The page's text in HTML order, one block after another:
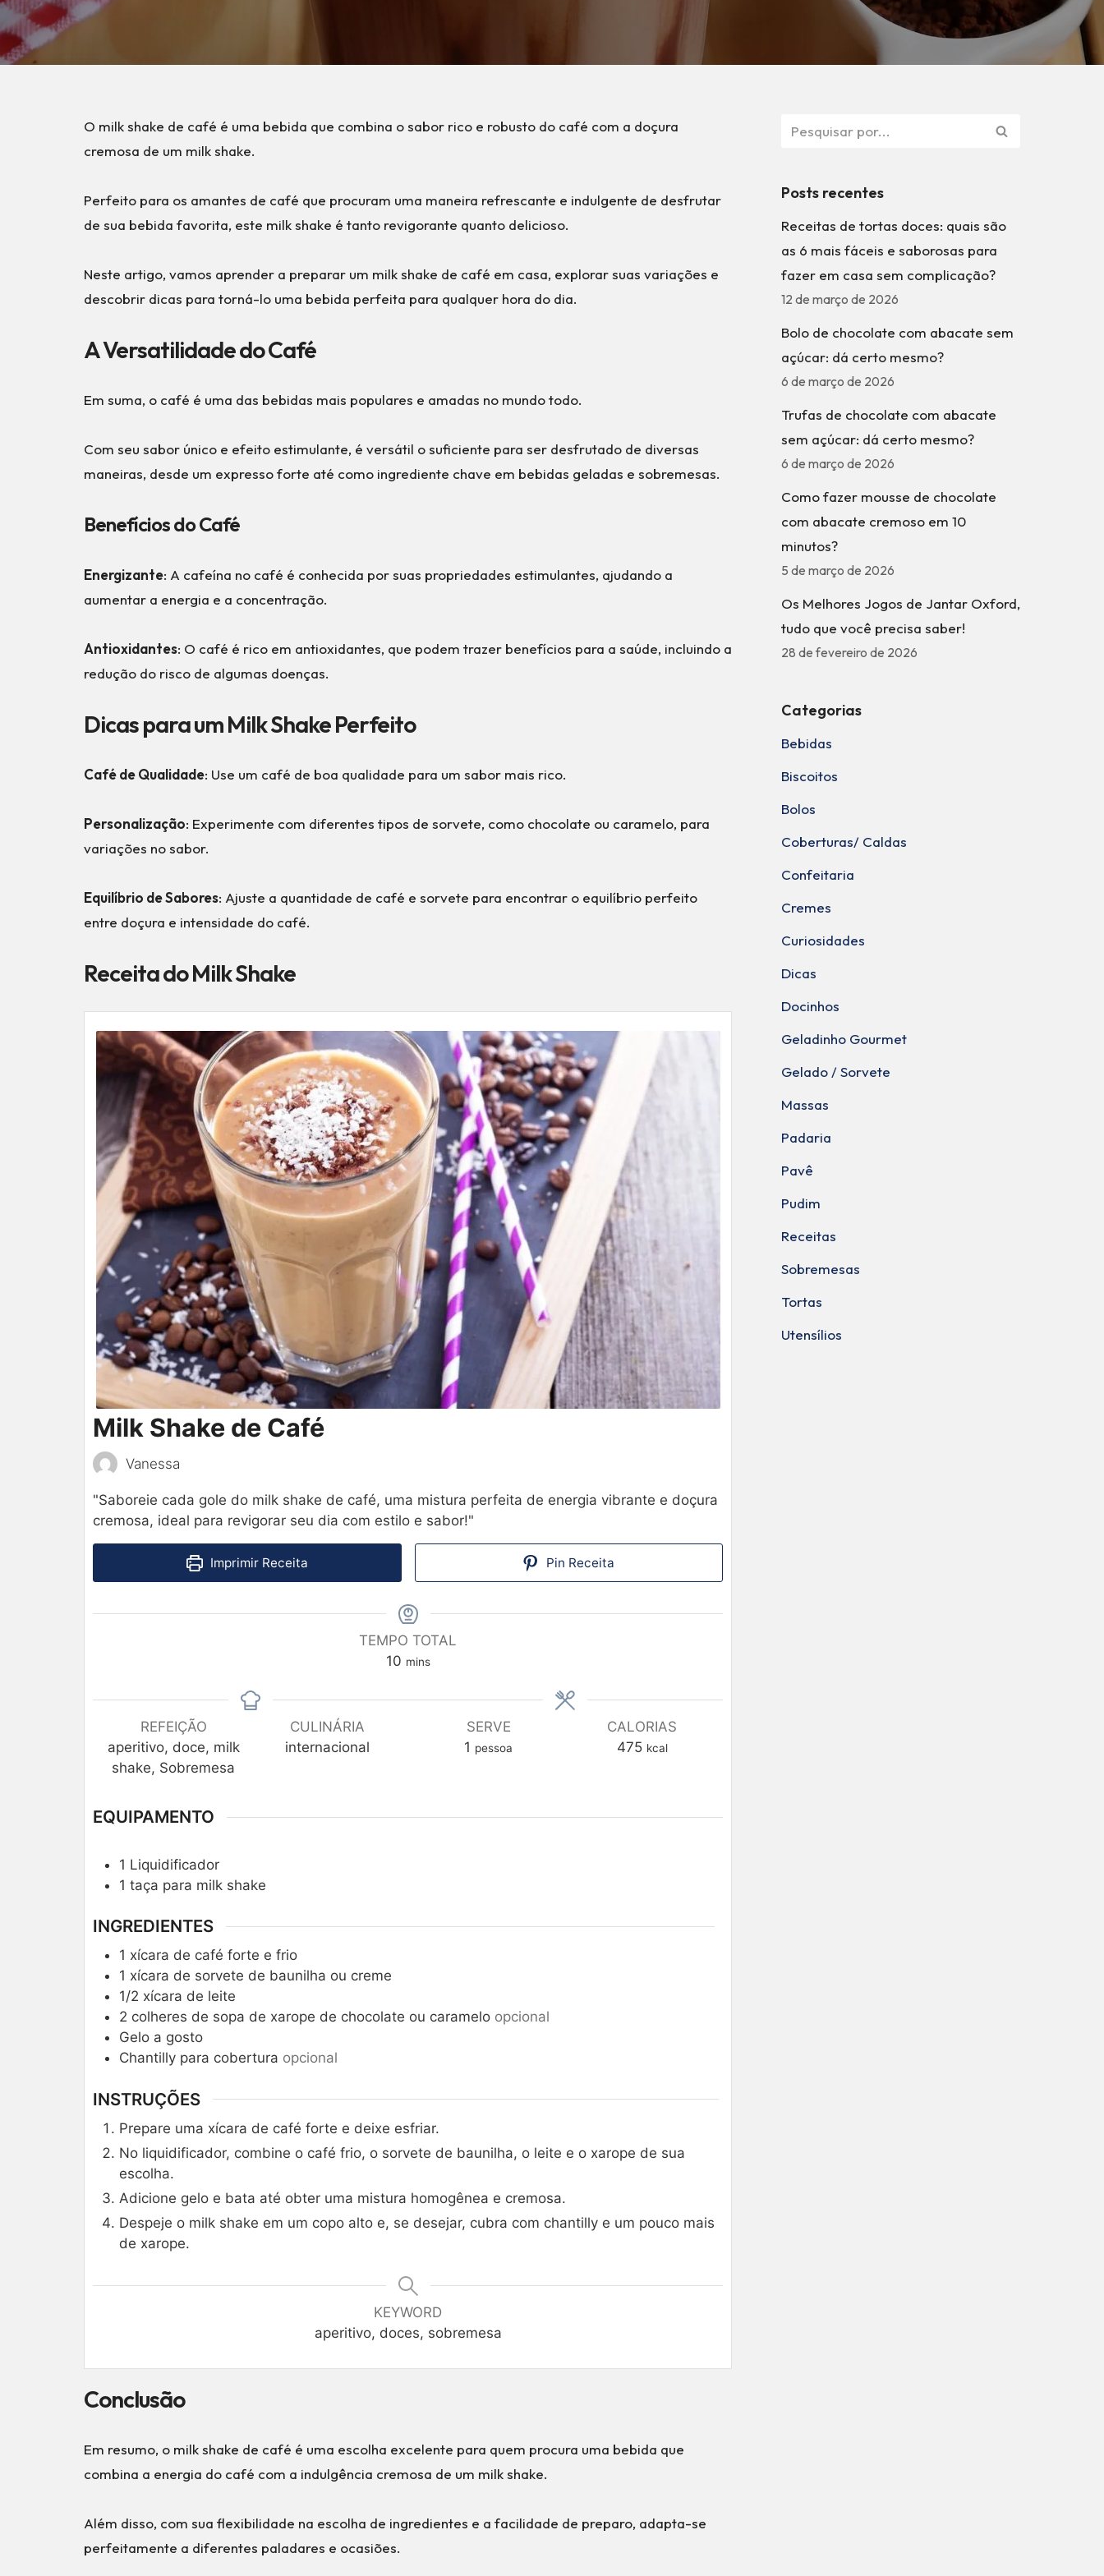
O milk shake de café é uma bebida que combina o sabor rico e robusto do café com a doçura
cremosa de um milk shake.
Perfeito para os amantes de café que procuram uma maneira refrescante e indulgente de desfrutar
de sua bebida favorita, este milk shake é tanto revigorante quanto delicioso.
Neste artigo, vamos aprender a preparar um milk shake de café em casa, explorar suas variações e
descobrir dicas para torná-lo uma bebida perfeita para qualquer hora do dia.
A Versatilidade do Café
Em suma, o café é uma das bebidas mais populares e amadas no mundo todo.
Com seu sabor único e efeito estimulante, é versátil o suficiente para ser desfrutado de diversas
maneiras, desde um expresso forte até como ingrediente chave em bebidas geladas e sobremesas.
Benefícios do Café
Energizante: A cafeína no café é conhecida por suas propriedades estimulantes, ajudando a
aumentar a energia e a concentração.
Antioxidantes: O café é rico em antioxidantes, que podem trazer benefícios para a saúde, incluindo a
redução do risco de algumas doenças.
Dicas para um Milk Shake Perfeito
Café de Qualidade: Use um café de boa qualidade para um sabor mais rico.
Personalização: Experimente com diferentes tipos de sorvete, como chocolate ou caramelo, para
variações no sabor.
Equilíbrio de Sabores: Ajuste a quantidade de café e sorvete para encontrar o equilíbrio perfeito
entre doçura e intensidade do café.
Receita do Milk Shake
Milk Shake de Café
Vanessa
"Saboreie cada gole do milk shake de café, uma mistura perfeita de energia vibrante e doçura
cremosa, ideal para revigorar seu dia com estilo e sabor!"
Imprimir Receita Pin Receita
TEMPO TOTAL
10 mins
REFEIÇÃO
aperitivo, doce, milk
shake, Sobremesa
CULINÁRIA
internacional
SERVE
1 pessoa
CALORIAS
475 kcal
EQUIPAMENTO
1 Liquidificador
1 taça para milk shake
INGREDIENTES
1 xícara de café forte e frio
1 xícara de sorvete de baunilha ou creme
1/2 xícara de leite
2 colheres de sopa de xarope de chocolate ou caramelo opcional
Gelo a gosto
Chantilly para cobertura opcional
INSTRUÇÕES
Prepare uma xícara de café forte e deixe esfriar.
No liquidificador, combine o café frio, o sorvete de baunilha, o leite e o xarope de sua
escolha.
Adicione gelo e bata até obter uma mistura homogênea e cremosa.
Despeje o milk shake em um copo alto e, se desejar, cubra com chantilly e um pouco mais
de xarope.
KEYWORD
aperitivo, doces, sobremesa
Conclusão
Em resumo, o milk shake de café é uma escolha excelente para quem procura uma bebida que
combina a energia do café com a indulgência cremosa de um milk shake.
Além disso, com sua flexibilidade na escolha de ingredientes e a facilidade de preparo, adapta-se
perfeitamente a diferentes paladares e ocasiões.
Posts recentes
Receitas de tortas doces: quais são
as 6 mais fáceis e saborosas para
fazer em casa sem complicação?
12 de março de 2026
Bolo de chocolate com abacate sem
açúcar: dá certo mesmo?
6 de março de 2026
Trufas de chocolate com abacate
sem açúcar: dá certo mesmo?
6 de março de 2026
Como fazer mousse de chocolate
com abacate cremoso em 10
minutos?
5 de março de 2026
Os Melhores Jogos de Jantar Oxford,
tudo que você precisa saber!
28 de fevereiro de 2026
Categorias
Bebidas
Biscoitos
Bolos
Coberturas/ Caldas
Confeitaria
Cremes
Curiosidades
Dicas
Docinhos
Geladinho Gourmet
Gelado / Sorvete
Massas
Padaria
Pavê
Pudim
Receitas
Sobremesas
Tortas
Utensílios